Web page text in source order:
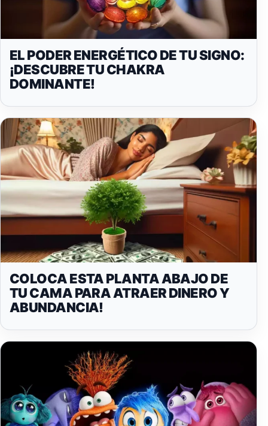
EL PODER ENERGÉTICO DE TU SIGNO:
¡DESCUBRE TU CHAKRA
DOMINANTE!
COLOCA ESTA PLANTA ABAJO DE
TU CAMA PARA ATRAER DINERO Y
ABUNDANCIA!